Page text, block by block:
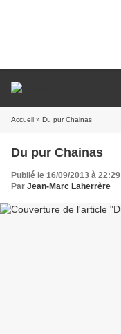
Accueil » Du pur Chainas
Du pur Chainas
Publié le 16/09/2013 à 22:29
Par Jean-Marc Laherrère